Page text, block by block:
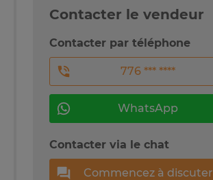
Contacter le vendeur
Contacter par téléphone
776 *** ****
WhatsApp
Contacter via le chat
Commencez à discuter